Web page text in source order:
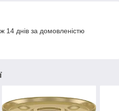
14 днів за домовленістю